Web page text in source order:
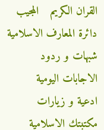
القران الكريم
المجيب
دائرة المعارف الاسلامية
شبهات و ردود
الاجابات اليومية
ادعية و زيارات
مكتبتك الاسلامية